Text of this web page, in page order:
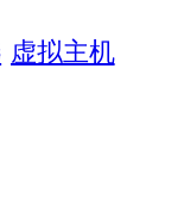
虚拟主机